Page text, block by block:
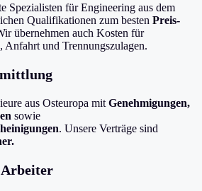
Spezialisten für Engineering aus dem
Qualifikationen zum besten Preis-
übernehmen auch Kosten für
und Trennungszulagen.
aus Osteuropa mit Genehmigungen,
sowie
. Unsere Verträge sind
Arbeiter